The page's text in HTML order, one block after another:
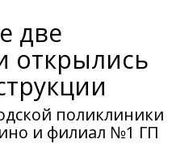
две
открылись
поликлиники
и филиал №1 ГП